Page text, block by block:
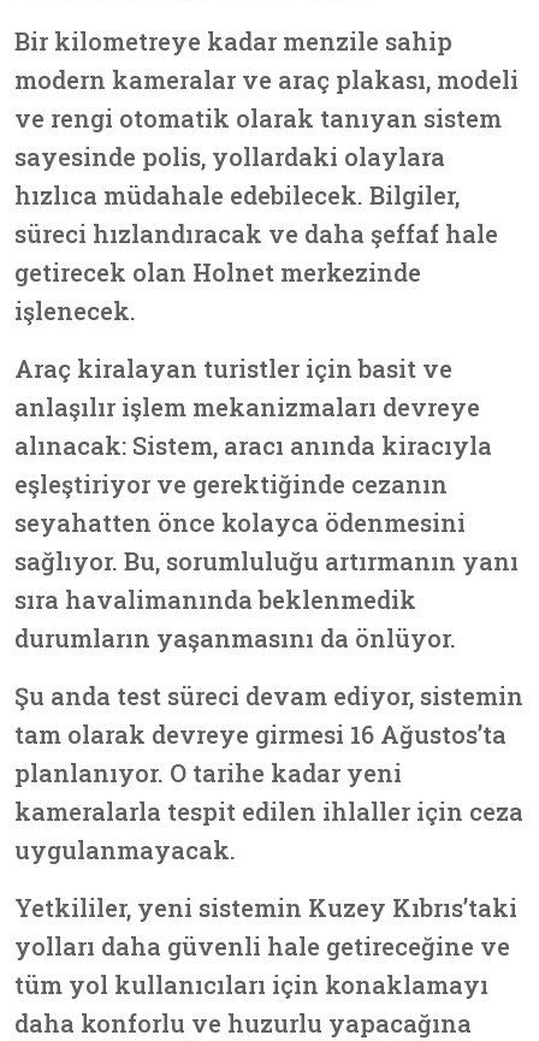
Bir kilometreye kadar menzile sahip
modern kameralar ve araç plakası, modeli
ve rengi otomatik olarak tanıyan sistem
sayesinde polis, yollardaki olaylara
hızlıca müdahale edebilecek. Bilgiler,
süreci hızlandıracak ve daha şeffaf hale
getirecek olan Holnet merkezinde
işlenecek.
Araç kiralayan turistler için basit ve
anlaşılır işlem mekanizmaları devreye
alınacak: Sistem, aracı anında kiracıyla
eşleştiriyor ve gerektiğinde cezanın
seyahatten önce kolayca ödenmesini
sağlıyor. Bu, sorumluluğu artırmanın yanı
sıra havalimanında beklenmedik
durumların yaşanmasını da önlüyor.
Şu anda test süreci devam ediyor, sistemin
tam olarak devreye girmesi 16 Ağustos’ta
planlanıyor. O tarihe kadar yeni
kameralarla tespit edilen ihlaller için ceza
uygulanmayacak.
Yetkililer, yeni sistemin Kuzey Kıbrıs’taki
yolları daha güvenli hale getireceğine ve
tüm yol kullanıcıları için konaklamayı
daha konforlu ve huzurlu yapacağına